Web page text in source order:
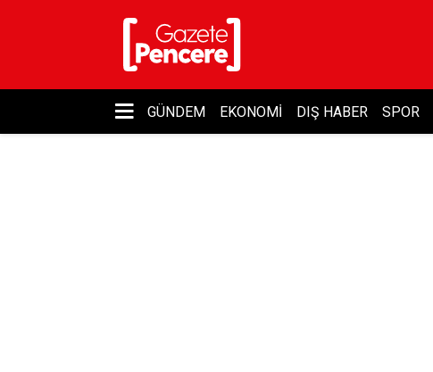
GÜNDEM EKONOMI DIŞ HABER SPOR